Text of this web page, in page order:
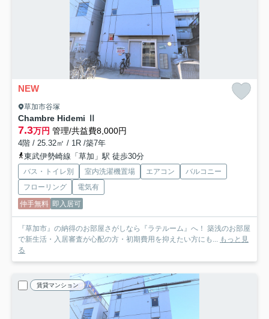
NEW
草加市谷塚
Chambre Hidemi Ⅱ
7.3万円 管理/共益費8,000円
4階 / 25.32㎡ / 1R /築7年
東武伊勢崎線「草加」駅 徒歩30分
バス・トイレ別 室内洗濯機置場 エアコン
バルコニー
フローリング
電気有
仲手無料 即入居可
『草加市』の納得のお部屋さがしなら『ラテルーム』へ！ 築浅のお部屋
で新生活・入居審査が心配の方・初期費用を抑えたい方にも... もっと見
る
賃貸マンション